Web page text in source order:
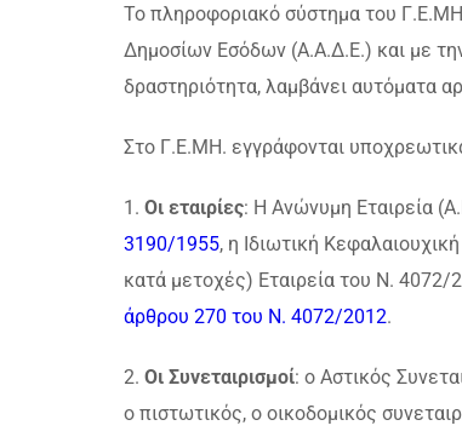
Το πληροφοριακό σύστημα του
Δημοσίων Εσόδων (Α.Α.Δ.Ε.) και με
δραστηριότητα, λαμβάνει αυτόματα
Στο Γ.Ε.ΜΗ. εγγράφονται
1. Οι εταιρίες: Η Ανώνυμη Εταιρεία
3190/1955, η Ιδιωτική
κατά μετοχές) Εταιρεία του Ν. 4072/
άρθρου 270 του Ν. 4072/2012.
2. Οι Συνεταιρισμοί: ο Αστικός
ο πιστωτικός, ο οικοδομικός